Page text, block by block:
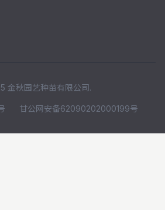
金秋园艺种苗有限公司.
甘公网安备62090202000199号